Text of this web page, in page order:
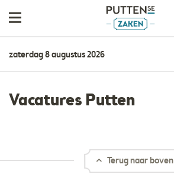
zaterdag 8 augustus 2026
Vacatures Putten
Terug naar boven